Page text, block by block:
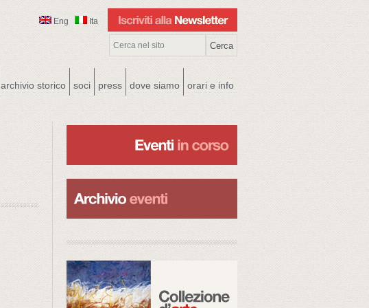
Eng Ita
archivio storico soci press dove siamo orari e info